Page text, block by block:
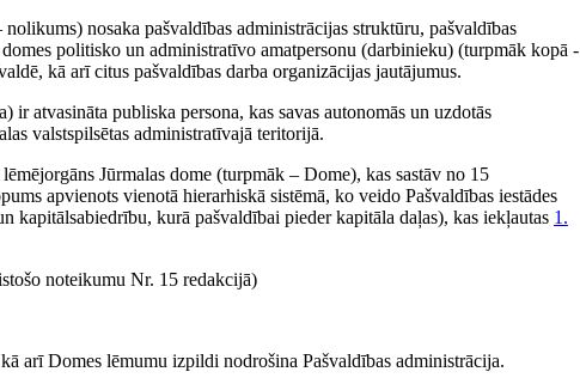
nosaka pašvaldības administrācijas struktūru, pašvaldības
politisko un administratīvo amatpersonu (darbinieku) (turpmāk kopā -
kā arī citus pašvaldības darba organizācijas jautājumus.
ir atvasināta publiska persona, kas savas autonomās un uzdotās
valstspilsētas administratīvajā teritorijā.
Jūrmalas dome (turpmāk – Dome), kas sastāv no 15
apvienots vienotā hierarhiskā sistēmā, ko veido Pašvaldības iestādes
kapitālsabiedrību, kurā pašvaldībai pieder kapitāla daļas), kas iekļautas 1.
noteikumu Nr. 15 redakcijā)
arī Domes lēmumu izpildi nodrošina Pašvaldības administrācija.